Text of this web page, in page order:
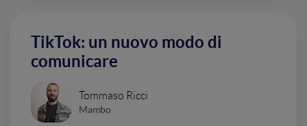
TikTok: un nuovo modo di
comunicare
Tommaso Ricci
Mambo